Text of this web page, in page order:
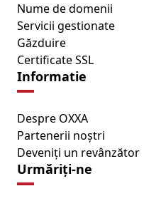
Nume de domenii
Servicii gestionate
Găzduire
Certificate SSL
Informatie
Despre OXXA
Partenerii noștri
Deveniți un revânzător
Urmăriți-ne